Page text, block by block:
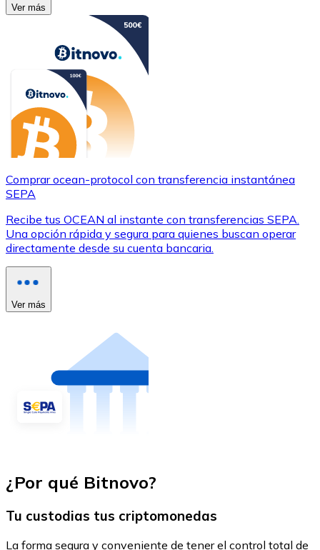
Ver más
Comprar ocean-protocol con transferencia instantánea
SEPA
Recibe tus OCEAN al instante con transferencias SEPA.
Una opción rápida y segura para quienes buscan operar
directamente desde su cuenta bancaria.
Ver más
¿Por qué Bitnovo?
Tu custodias tus criptomonedas
La forma segura y conveniente de tener el control total de